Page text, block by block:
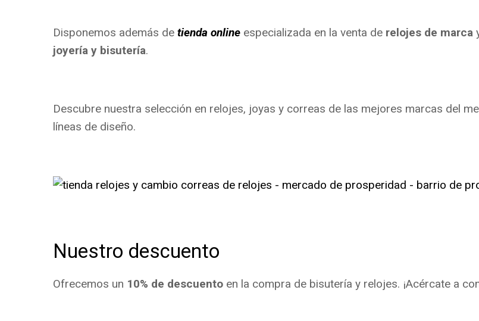
Disponemos además de tienda onlineespecializada en la venta derelojes de marca
joyería y bisutería.
Descubre nuestra selección en relojes, joyas y correas de las mejores marcas del
líneas de diseño.
Nuestro descuento
Ofrecemos un 10% de descuentoen la compra de bisutería y relojes. ¡Acércate a